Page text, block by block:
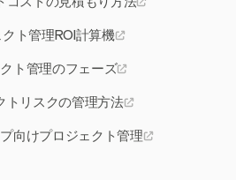
ト管理ROI計算機
ト管理のフェーズ
トリスクの管理方法
向けプロジェクト管理